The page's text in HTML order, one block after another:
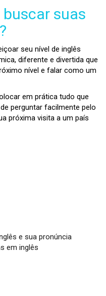
suas
seu nível de inglês
diferente e divertida que
nível e falar como um
em prática tudo que
perguntar facilmente pelo
próxima visita a um país
e sua pronúncia
em inglês